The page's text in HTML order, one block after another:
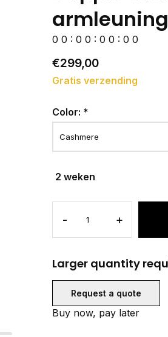
armleuning
0 0 : 0 0 : 0 0 : 0 0
€299,00
Gratis verzending
Color: *
2 weken
- +
Larger quantity
Request a quote
Buy now, pay later